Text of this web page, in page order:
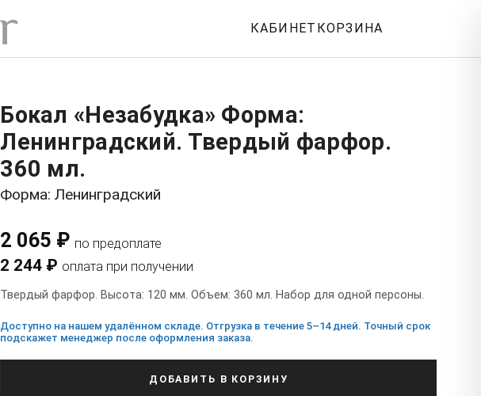
КАБИНЕТ КОРЗИНА
Бокал «Незабудка» Форма:
Ленинградский. Твердый фарфор.
360 мл.
Форма: Ленинградский
2 065 ₽ по предоплате
2 244 ₽ оплата при получении
Твердый фарфор. Высота: 120 мм. Объем: 360 мл. Набор для одной персоны.
Доступно на нашем удалённом складе. Отгрузка в течение 5–14 дней. Точный срок
подскажет менеджер после оформления заказа.
ДОБАВИТЬ В КОРЗИНУ